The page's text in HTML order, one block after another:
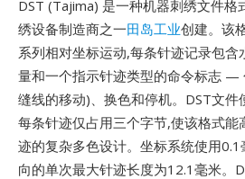
DST (Tajima) 是一种机器刺绣文件格
绣设备制造商之一田岛工业创建。该
系列相对坐标运动,每条针迹记录包含
量和一个指示针迹类型的命令标志 —
缝线的移动)、换色和停机。DST文件
每条针迹仅占用三个字节,使该格式能
迹的复杂多色设计。坐标系统使用
向的单次最大针迹长度为12.1毫米。